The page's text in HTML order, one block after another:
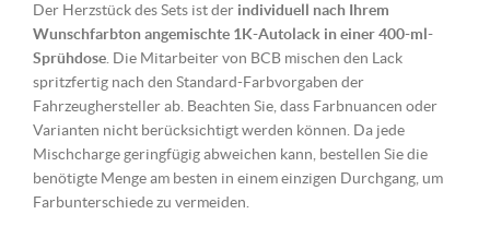
Der Herzstück des Sets ist der individuell nach Ihrem
Wunschfarbton angemischte 1K-Autolack in einer 400-ml-
Sprühdose . Die Mitarbeiter von BCB mischen den Lack
spritzfertig nach den Standard-Farbvorgaben der
Fahrzeughersteller ab. Beachten Sie, dass Farbnuancen oder
Varianten nicht berücksichtigt werden können. Da jede
Mischcharge geringfügig abweichen kann, bestellen Sie die
benötigte Menge am besten in einem einzigen Durchgang, um
Farbunterschiede zu vermeiden.